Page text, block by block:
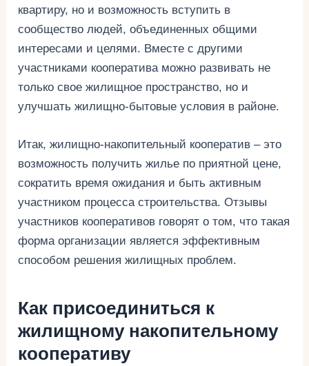
квартиру, но и возможность вступить в
сообщество людей, объединенных общими
интересами и целями. Вместе с другими
участниками кооператива можно развивать не
только свое жилищное пространство, но и
улучшать жилищно-бытовые условия в районе.
Итак, жилищно-накопительный кооператив – это
возможность получить жилье по приятной цене,
сократить время ожидания и быть активным
участником процесса строительства. Отзывы
участников кооперативов говорят о том, что такая
форма организации является эффективным
способом решения жилищных проблем.
Как присоединиться к
жилищному накопительному
кооперативу